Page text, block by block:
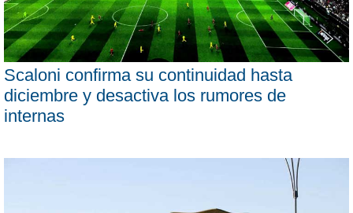
Scaloni confirma su continuidad hasta
diciembre y desactiva los rumores de
internas